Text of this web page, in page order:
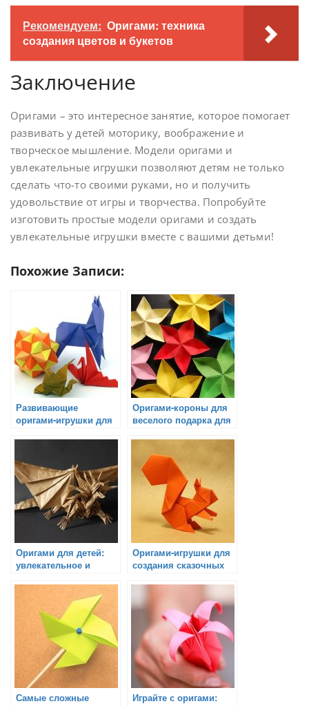
Рекомендуем: Оригами: техника
создания цветов и букетов
Заключение
Оригами – это интересное занятие, которое помогает
развивать у детей моторику, воображение и
творческое мышление. Модели оригами и
увлекательные игрушки позволяют детям не только
сделать что-то своими руками, но и получить
удовольствие от игры и творчества. Попробуйте
изготовить простые модели оригами и создать
увлекательные игрушки вместе с вашими детьми!
Похожие Записи:
Развивающие
оригами-игрушки для
Оригами-короны для
веселого подарка для
Оригами для детей:
увлекательное и
Оригами-игрушки для
создания сказочных
Самые сложные
Играйте с оригами: